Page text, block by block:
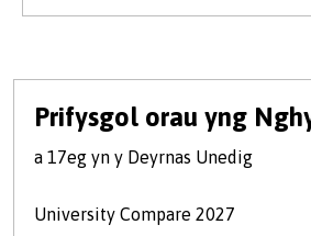
Prifysgol orau yng
a 17eg yn y Deyrnas Unedig
University Compare 2027